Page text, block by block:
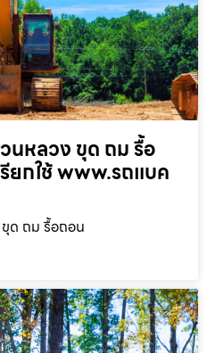
นหลวง ขุด ถม รื้อ
ยกใช้ www.รถแบค
ด ถม รื้อถอน